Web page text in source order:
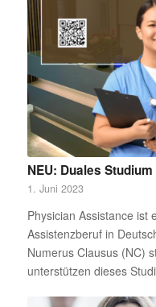
NEU: Duales
1. Juni 2023
Physician Assistance ist
Assistenzberuf in
Numerus Clausus (NC)
unterstützen dieses